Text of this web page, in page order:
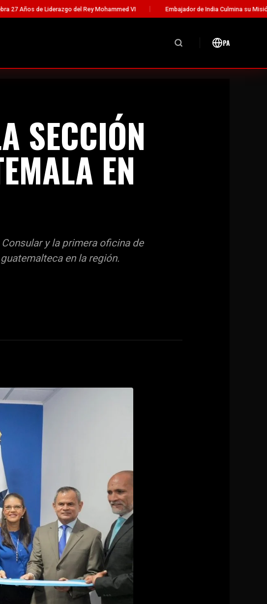
del Rey Mohammed VI Embajador de India Culmina su Misión Diplomática en
PA
SECCIÓN
EN
y la primera oficina de
en la región.